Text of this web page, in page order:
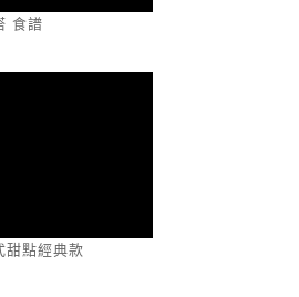
食譜
甜點經典款